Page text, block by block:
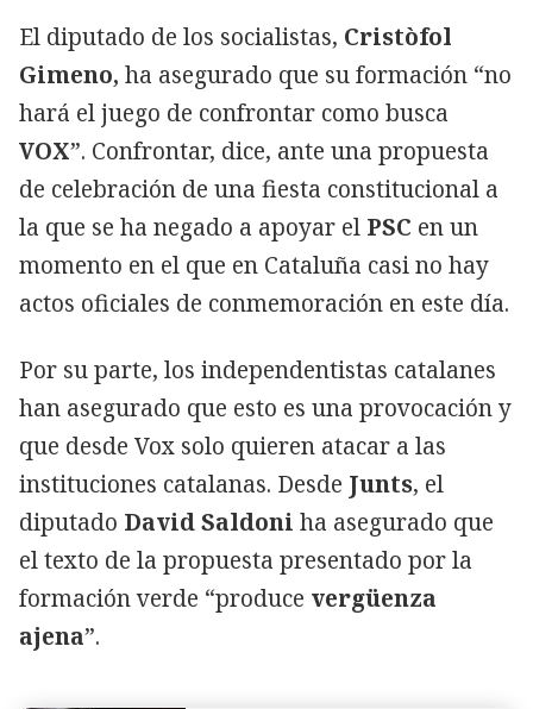
El diputado de los socialistas, Cristòfol
Gimeno, ha asegurado que su formación “no
hará el juego de confrontar como busca
VOX”. Confrontar, dice, ante una propuesta
de celebración de una fiesta constitucional a
la que se ha negado a apoyar el PSC en un
momento en el que en Cataluña casi no hay
actos oficiales de conmemoración en este día.
Por su parte, los independentistas catalanes
han asegurado que esto es una provocación y
que desde Vox solo quieren atacar a las
instituciones catalanas. Desde Junts, el
diputado David Saldoni ha asegurado que
el texto de la propuesta presentado por la
formación verde “produce vergüenza
ajena”.